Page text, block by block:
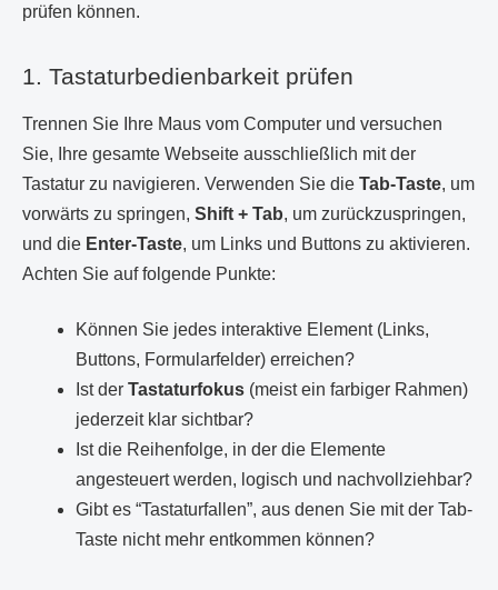
prüfen können.
1. Tastaturbedienbarkeit prüfen
Trennen Sie Ihre Maus vom Computer und versuchen
Sie, Ihre gesamte Webseite ausschließlich mit der
Tastatur zu navigieren. Verwenden Sie die Tab-Taste, um
vorwärts zu springen, Shift + Tab, um zurückzuspringen,
und die Enter-Taste, um Links und Buttons zu aktivieren.
Achten Sie auf folgende Punkte:
Können Sie jedes interaktive Element (Links,
Buttons, Formularfelder) erreichen?
Ist der Tastaturfokus (meist ein farbiger Rahmen)
jederzeit klar sichtbar?
Ist die Reihenfolge, in der die Elemente
angesteuert werden, logisch und nachvollziehbar?
Gibt es “Tastaturfallen”, aus denen Sie mit der Tab-
Taste nicht mehr entkommen können?